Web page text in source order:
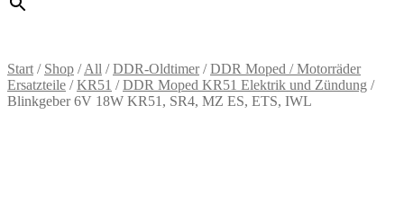
Start / Shop /All /DDR-Oldtimer/DDR Moped / Motorräder
Ersatzteile /KR51 /DDR Moped KR51 Elektrik und Zündung /
Blinkgeber 6V 18W KR51, SR4, MZ ES, ETS, IWL